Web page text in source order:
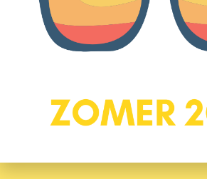
Aan de achterzijde van de woning ligt de
een indrukwekkende oppervlakte van circa
biedt volop mogelijkheden en kan
opgesplitst in twee volwaardige
Via een vaste trap bereik je de tweede
zich de derde slaapkamer, een fijne en